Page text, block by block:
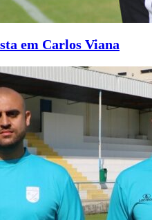
em Carlos Viana